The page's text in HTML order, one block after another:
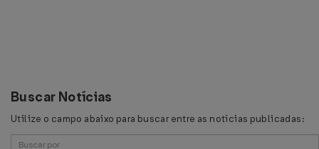
Buscar Notícias
Utilize o campo abaixo para buscar entre as notícias publicadas: